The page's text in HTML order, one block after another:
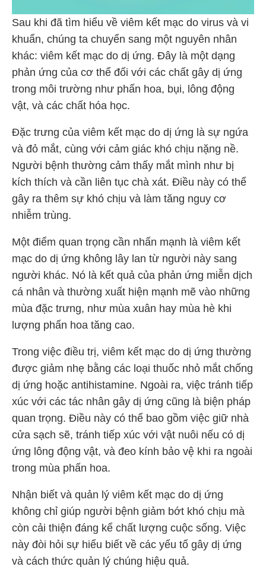
Sau khi đã tìm hiểu về viêm kết mạc do virus và vi
khuẩn, chúng ta chuyển sang một nguyên nhân
khác: viêm kết mạc do dị ứng. Đây là một dạng
phản ứng của cơ thể đối với các chất gây dị ứng
trong môi trường như phấn hoa, bụi, lông động
vật, và các chất hóa học.
Đặc trưng của viêm kết mạc do dị ứng là sự ngứa
và đỏ mắt, cùng với cảm giác khó chịu nặng nề.
Người bệnh thường cảm thấy mắt mình như bị
kích thích và cần liên tục chà xát. Điều này có thể
gây ra thêm sự khó chịu và làm tăng nguy cơ
nhiễm trùng.
Một điểm quan trọng cần nhấn mạnh là viêm kết
mạc do dị ứng không lây lan từ người này sang
người khác. Nó là kết quả của phản ứng miễn dịch
cá nhân và thường xuất hiện mạnh mẽ vào những
mùa đặc trưng, như mùa xuân hay mùa hè khi
lượng phấn hoa tăng cao.
Trong việc điều trị, viêm kết mạc do dị ứng thường
được giảm nhẹ bằng các loại thuốc nhỏ mắt chống
dị ứng hoặc antihistamine. Ngoài ra, việc tránh tiếp
xúc với các tác nhân gây dị ứng cũng là biện pháp
quan trọng. Điều này có thể bao gồm việc giữ nhà
cửa sạch sẽ, tránh tiếp xúc với vật nuôi nếu có dị
ứng lông động vật, và đeo kính bảo vệ khi ra ngoài
trong mùa phấn hoa.
Nhận biết và quản lý viêm kết mạc do dị ứng
không chỉ giúp người bệnh giảm bớt khó chịu mà
còn cải thiện đáng kể chất lượng cuộc sống. Việc
này đòi hỏi sự hiểu biết về các yếu tố gây dị ứng
và cách thức quản lý chúng hiệu quả.